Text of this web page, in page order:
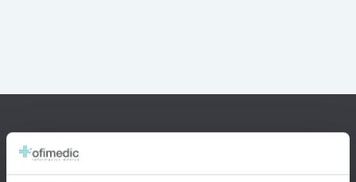
Ofimedic Software Médico